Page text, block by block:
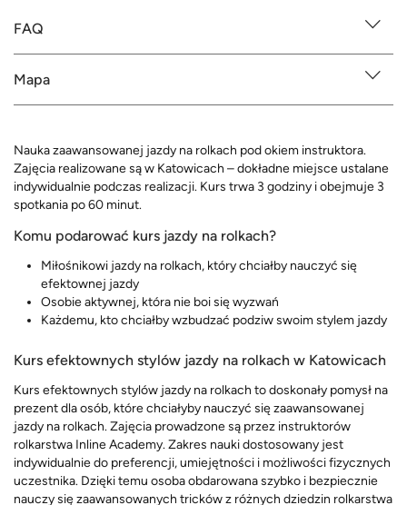
FAQ
Mapa
Nauka zaawansowanej jazdy na rolkach pod okiem instruktora.
Zajęcia realizowane są w Katowicach – dokładne miejsce ustalane
indywidualnie podczas realizacji. Kurs trwa 3 godziny i obejmuje 3
spotkania po 60 minut.
Komu podarować kurs jazdy na rolkach?
Miłośnikowi jazdy na rolkach, który chciałby nauczyć się
efektownej jazdy
Osobie aktywnej, która nie boi się wyzwań
Każdemu, kto chciałby wzbudzać podziw swoim stylem jazdy
Kurs efektownych stylów jazdy na rolkach w Katowicach
Kurs efektownych stylów jazdy na rolkach to doskonały pomysł na
prezent dla osób, które chciałyby nauczyć się zaawansowanej
jazdy na rolkach. Zajęcia prowadzone są przez instruktorów
rolkarstwa Inline Academy. Zakres nauki dostosowany jest
indywidualnie do preferencji, umiejętności i możliwości fizycznych
uczestnika. Dzięki temu osoba obdarowana szybko i bezpiecznie
nauczy się zaawansowanych tricków z różnych dziedzin rolkarstwa